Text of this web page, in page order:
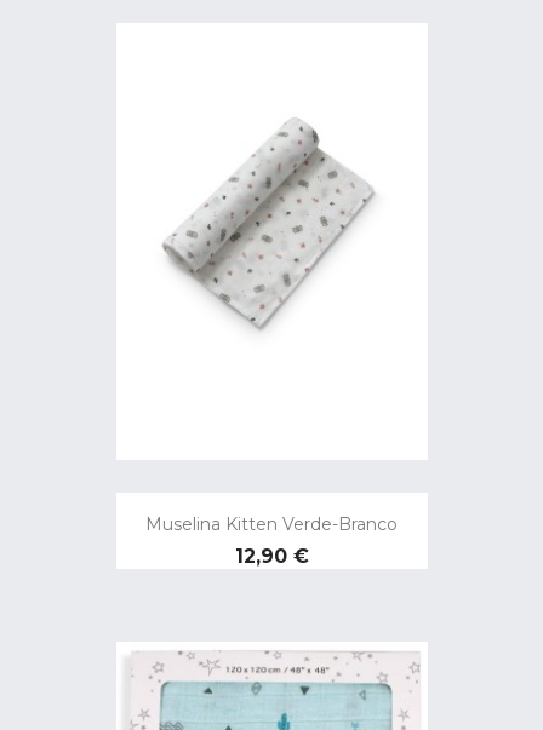
Muselina Kitten Verde-Branco
Preço
12,90 €